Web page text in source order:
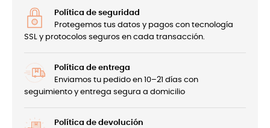
Política de seguridad
Protegemos tus datos y pagos con tecnología
SSL y protocolos seguros en cada transacción.
Política de entrega
Enviamos tu pedido en 10–21 días con
seguimiento y entrega segura a domicilio
Política de devolución